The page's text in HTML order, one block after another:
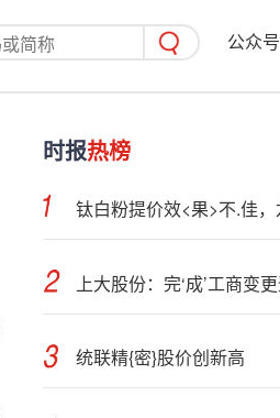
公众号
时报热榜
统联精{密}股价创新高